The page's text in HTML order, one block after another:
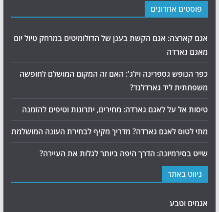
פוסטים אחרונים
אגם קארצה: אגם הקשת בענן של הדולומיטים במרחק טיול יום
מאגם גארדה
כפר הנופש גספרינה וילג': האם זה המקום המושלם לחופשה
משפחתית ליד גארדלנד?
טיסות אל על לאגם גארדה: מחירים, יתרונות וטיפים להזמנה
מתי לטוס לאגם גארדה? מדריך מקיף לבחירת העונה המושלמת
שייט בסירמיונה: הדרך היפה ביותר לגלות את העיירה?
ניווט באתר
אגמים וטבע